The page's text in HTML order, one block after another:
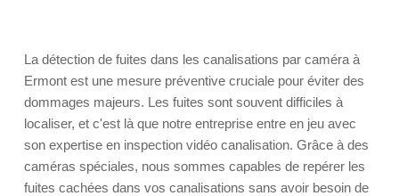
La détection de fuites dans les canalisations par caméra à
Ermont est une mesure préventive cruciale pour éviter des
dommages majeurs. Les fuites sont souvent difficiles à
localiser, et c'est là que notre entreprise entre en jeu avec
son expertise en inspection vidéo canalisation. Grâce à des
caméras spéciales, nous sommes capables de repérer les
fuites cachées dans vos canalisations sans avoir besoin de